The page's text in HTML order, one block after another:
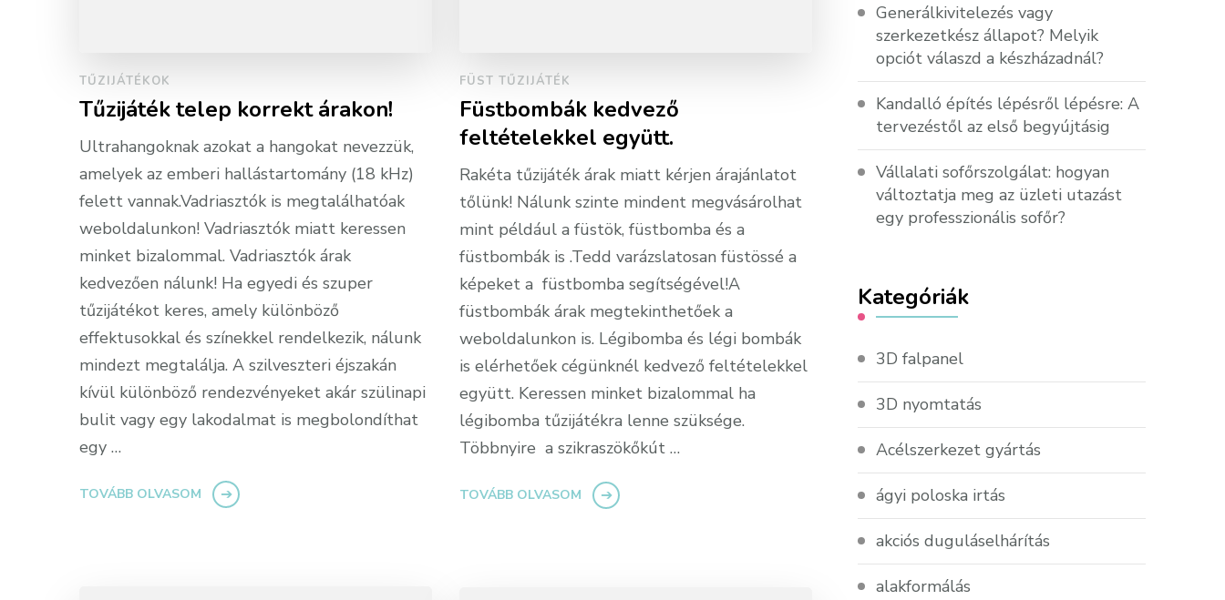
TŰZIJÁTÉKOK
Tűzijáték telep korrekt árakon!
Ultrahangoknak azokat a hangokat nevezzük,
amelyek az emberi hallástartomány (18 kHz)
felett vannak.Vadriasztók is megtalálhatóak
weboldalunkon! Vadriasztók miatt keressen
minket bizalommal. Vadriasztók árak
kedvezően nálunk! Ha egyedi és szuper
tűzijátékot keres, amely különböző
effektusokkal és színekkel rendelkezik, nálunk
mindezt megtalálja. A szilveszteri éjszakán
kívül különböző rendezvényeket akár szülinapi
bulit vagy egy lakodalmat is megbolondíthat
egy …
TOVÁBB OLVASOM
FÜST TŰZIJÁTÉK
Füstbombák kedvező
feltételekkel együtt.
Rakéta tűzijáték árak miatt kérjen árajánlatot
tőlünk! Nálunk szinte mindent megvásárolhat
mint például a füstök, füstbomba és a
füstbombák is .Tedd varázslatosan füstössé a
képeket a füstbomba segítségével!A
füstbombák árak megtekinthetőek a
weboldalunkon is. Légibomba és légi bombák
is elérhetőek cégünknél kedvező feltételekkel
együtt. Keressen minket bizalommal ha
légibomba tűzijátékra lenne szüksége.
Többnyire a szikraszökőkút …
TOVÁBB OLVASOM
Generálkivitelezés vagy
szerkezetkész állapot? Melyik
opciót válaszd a készházadnál?
Kandalló építés lépésről lépésre: A
tervezéstől az első begyújtásig
Vállalati sofőrszolgálat: hogyan
változtatja meg az üzleti utazást
egy professzionális sofőr?
Kategóriák
3D falpanel
3D nyomtatás
Acélszerkezet gyártás
ágyi poloska irtás
akciós duguláselhárítás
alakformálás